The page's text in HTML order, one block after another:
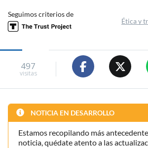
Seguimos criterios de
Ética y
497
visitas
NOTICIA EN DESARROLLO
Estamos recopilando más
noticia, quédate atento a las